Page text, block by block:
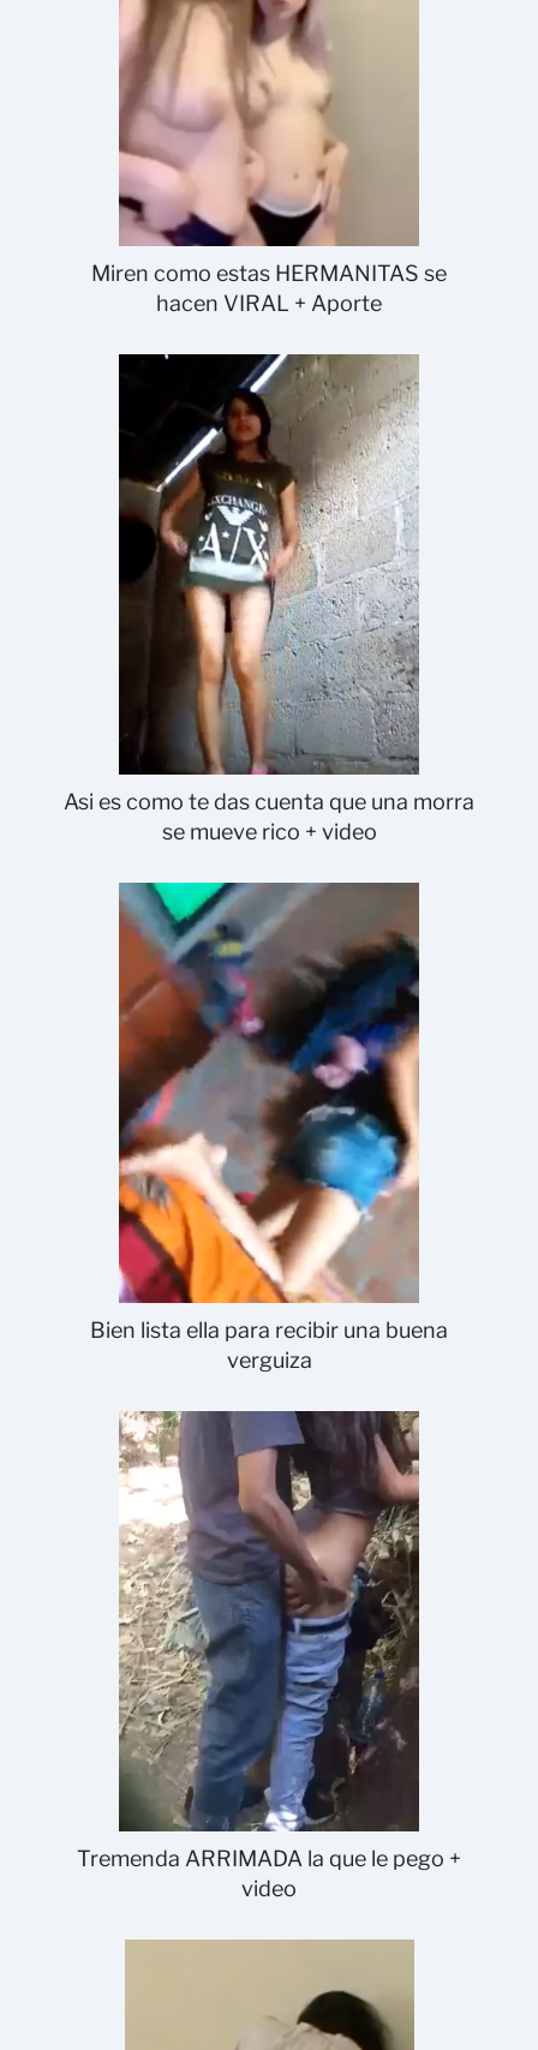
Miren como estas HERMANITAS se
hacen VIRAL + Aporte
Asi es como te das cuenta que una morra
se mueve rico + video
Bien lista ella para recibir una buena
verguiza
Tremenda ARRIMADA la que le pego +
video